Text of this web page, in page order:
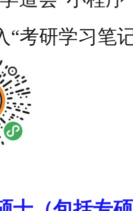
“考研学习笔